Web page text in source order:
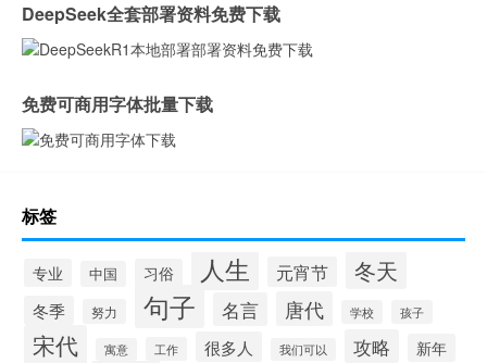
DeepSeek全套部署资料免费下载
免费可商用字体批量下载
标签
专业 中国 习俗 人生 元宵节 冬天
冬季 努力 句子 名言 唐代 学校 孩子
宋代 寓意 工作 很多人 我们可以 攻略 新年